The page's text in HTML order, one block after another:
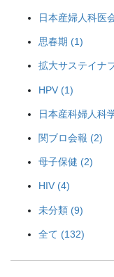
日本産婦人科医
思春期 (1)
拡大サステイナ
HPV (1)
日本産科婦人科
関ブロ会報 (2)
母子保健 (2)
HIV (4)
未分類 (9)
全て (132)